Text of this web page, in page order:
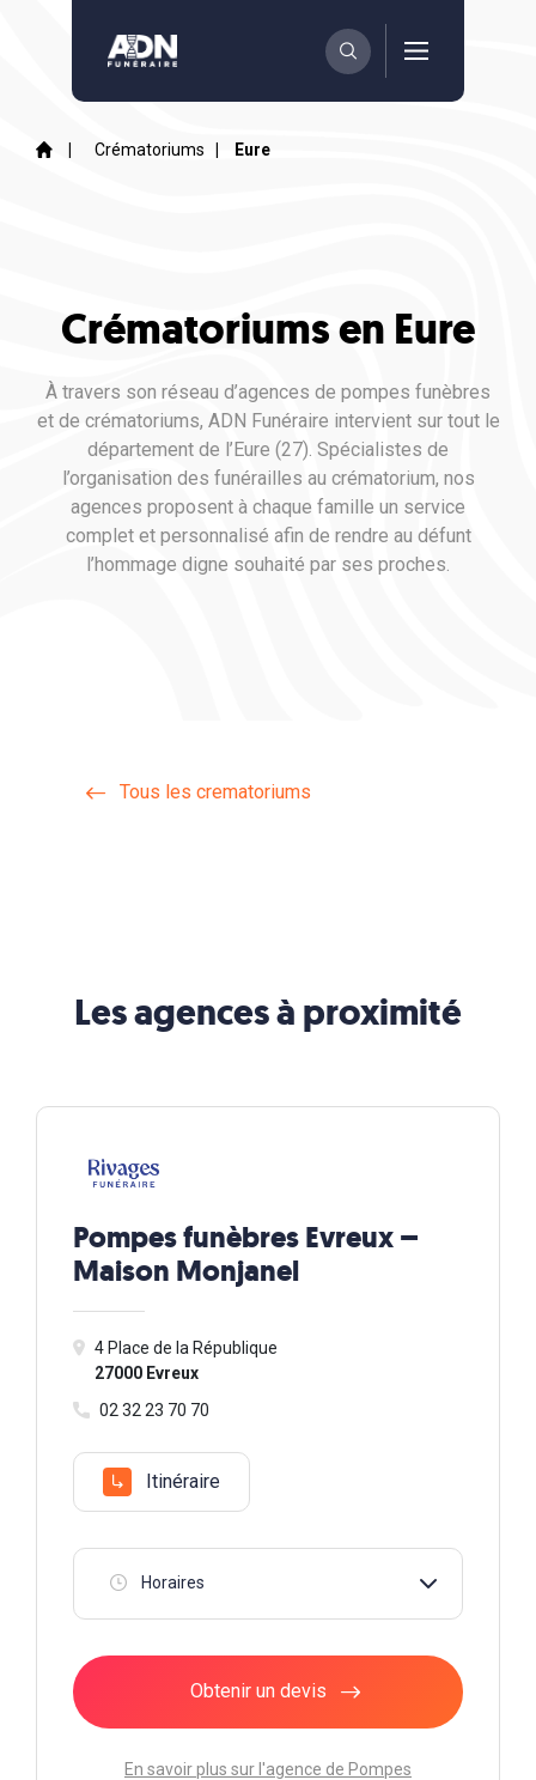
Crématoriums Eure
Crématoriums en Eure
À travers son réseau d’agences de pompes funèbres
et de crématoriums, ADN Funéraire intervient sur tout le
département de l’Eure (27). Spécialistes de
l’organisation des funérailles au crématorium, nos
agences proposent à chaque famille un service
complet et personnalisé afin de rendre au défunt
l’hommage digne souhaité par ses proches.
Tous les crematoriums
Les agences à proximité
Pompes funèbres Evreux –
Maison Monjanel
4 Place de la République
27000 Evreux
02 32 23 70 70
Itinéraire
Horaires
Obtenir un devis
En savoir plus sur l'agence de Pompes